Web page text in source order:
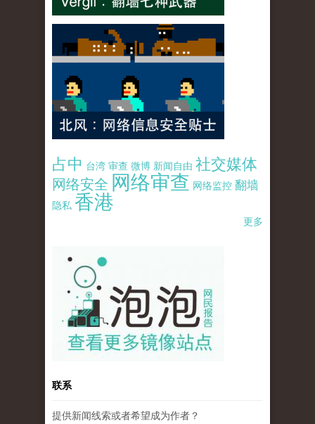
占中 台湾 审查 微博 新闻自由 社交媒体
网络安全 网络审查 网络监控 翻墙
隐私 香港
更多
pao-pao-banner-mirror-site-120814.jpg
联系
提供新闻线索或者希望成为作者？